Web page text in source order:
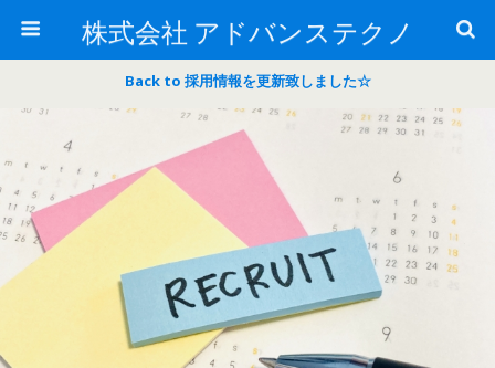
株式会社 アドバンステクノ
Back to 採用情報を更新致しました☆